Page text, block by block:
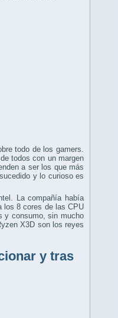
todo de los gamers.
todos con un margen
a ser los que más
y lo curioso es
La compañía había
los 8 cores de las CPU
y consumo, sin mucho
X3D son los reyes
y tras